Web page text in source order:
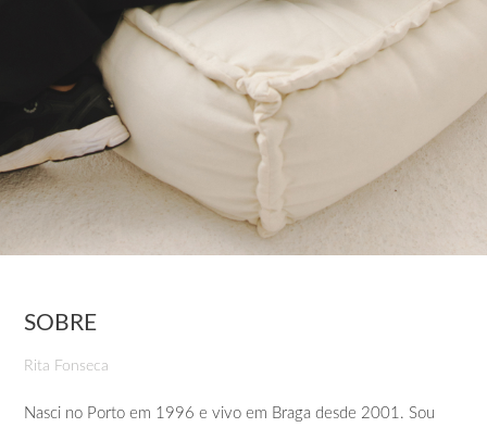
SOBRE
Rita Fonseca
Nasci no Porto em 1996 e vivo em Braga desde 2001. Sou